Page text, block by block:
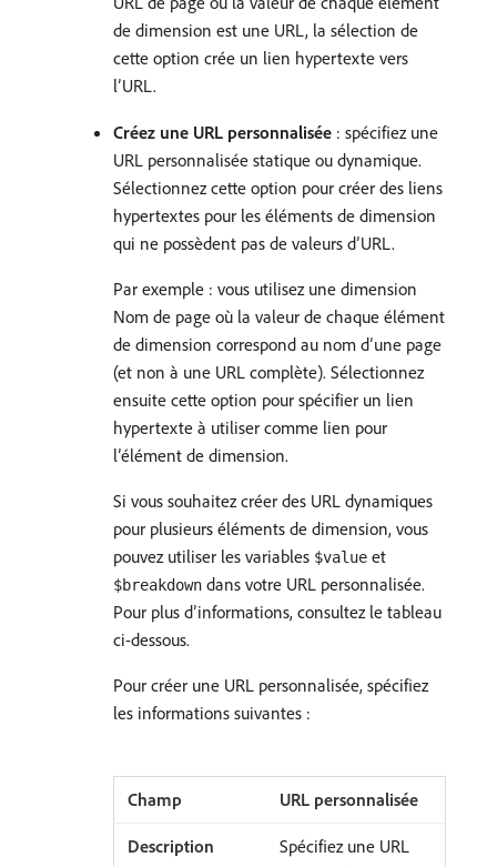
de dimension est une URL, la sélection de
cette option crée un lien hypertexte vers
l’URL.
Créez une URL personnalisée : spécifiez une
URL personnalisée statique ou dynamique.
Sélectionnez cette option pour créer des liens
hypertextes pour les éléments de dimension
qui ne possèdent pas de valeurs d’URL.
Par exemple : vous utilisez une dimension
Nom de page où la valeur de chaque élément
de dimension correspond au nom d’une page
(et non à une URL complète). Sélectionnez
ensuite cette option pour spécifier un lien
hypertexte à utiliser comme lien pour
l’élément de dimension.
Si vous souhaitez créer des URL dynamiques
pour plusieurs éléments de dimension, vous
pouvez utiliser les variables $value et
$breakdown dans votre URL personnalisée.
Pour plus d’informations, consultez le tableau
ci-dessous.
Pour créer une URL personnalisée, spécifiez
les informations suivantes :
URL personnalisée
Spécifiez une URL